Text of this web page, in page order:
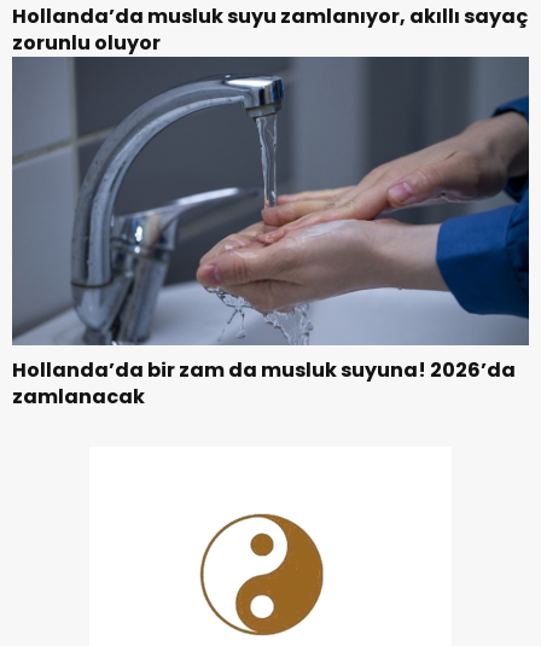
Hollanda’da musluk suyu zamlanıyor, akıllı sayaç
zorunlu oluyor
Hollanda’da bir zam da musluk suyuna! 2026’da
zamlanacak